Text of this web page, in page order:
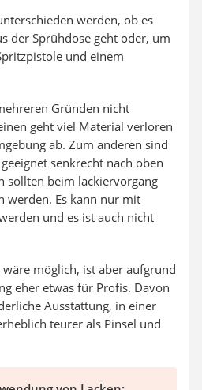
werden, ob es
der Sprühdose geht oder, um
und einem
Gründen nicht
geht viel Material verloren
ab. Zum anderen sind
senkrecht nach oben
sollten beim lackiervorgang
werden. Es kann nur mit
und es ist auch nicht
möglich, ist aber aufgrund
eher etwas für Profis. Davon
Ausstattung, in einer
teurer als Pinsel und